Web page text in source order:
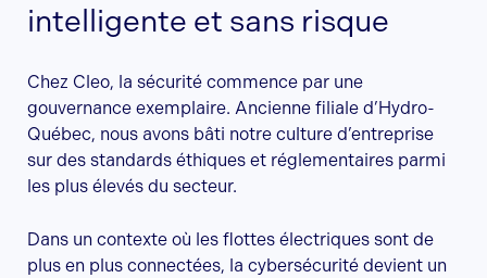
intelligente et sans risque
Chez Cleo, la sécurité commence par une
gouvernance exemplaire. Ancienne filiale d’Hydro-
Québec, nous avons bâti notre culture d’entreprise
sur des standards éthiques et réglementaires parmi
les plus élevés du secteur.
Dans un contexte où les flottes électriques sont de
plus en plus connectées, la cybersécurité devient un